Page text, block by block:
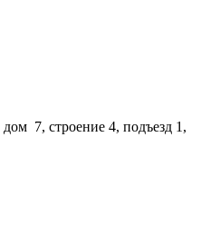
7, строение 4, подъезд 1,